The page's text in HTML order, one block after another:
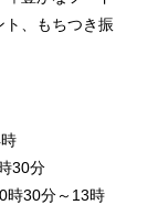
、もちつき振
30分
時30分～13時